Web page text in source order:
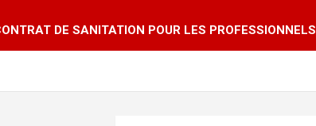
DE SANITATION POUR LES PROFESSIONNELS